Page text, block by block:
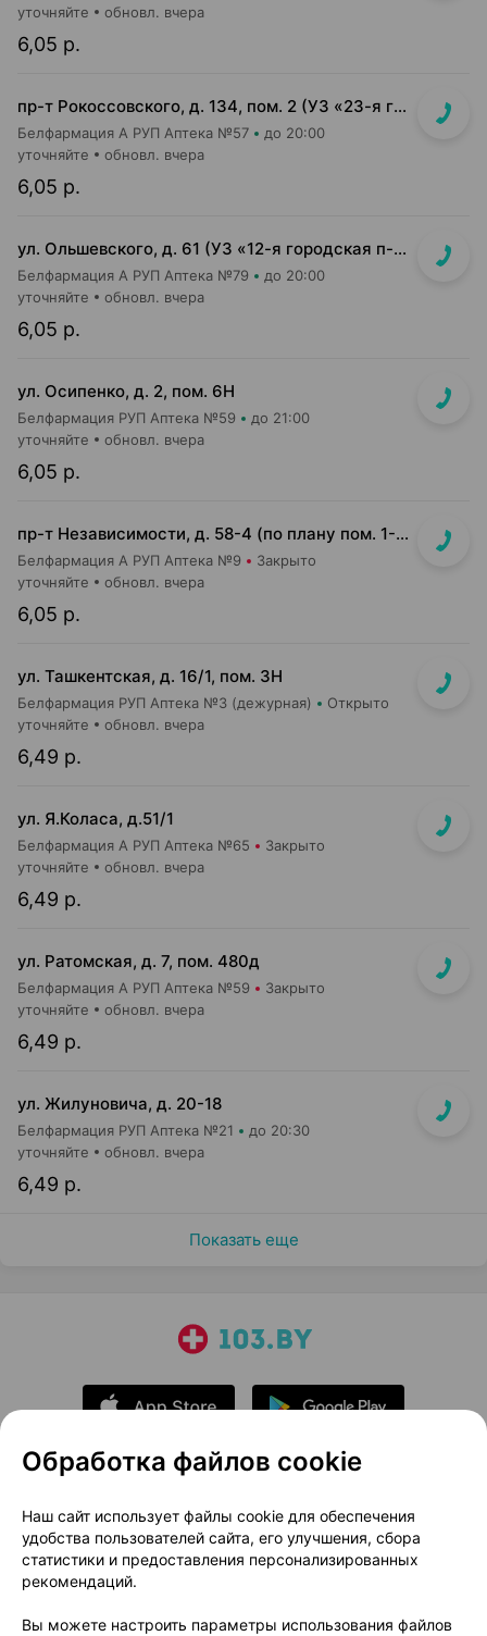
6,05 р.
уточняйте обновл. вчера
пр-т Рокоссовского, д. 134, пом. 2 (УЗ «23-я городская п-ка»)
Белфармация А РУП Аптека №57 до 20:00
6,05 р.
уточняйте обновл. вчера
ул. Ольшевского, д. 61 (УЗ «12-я городская п-ка»)
Белфармация А РУП Аптека №79 до 20:00
6,05 р.
уточняйте обновл. вчера
ул. Осипенко, д. 2, пом. 6Н
Белфармация РУП Аптека №59 до 21:00
6,05 р.
уточняйте обновл. вчера
пр-т Независимости, д. 58-4 (по плану пом. 1-7,9)<br>Общий вход с кофейней Варка (Varka) и ПОНПУШКА
Белфармация А РУП Аптека №9 Закрыто
6,05 р.
уточняйте обновл. вчера
ул. Ташкентская, д. 16/1, пом. 3Н
Белфармация РУП Аптека №3 (дежурная) Открыто
6,49 р.
уточняйте обновл. вчера
ул. Я.Коласа, д.51/1
Белфармация А РУП Аптека №65 Закрыто
6,49 р.
уточняйте обновл. вчера
ул. Ратомская, д. 7, пом. 480д
Белфармация А РУП Аптека №59 Закрыто
6,49 р.
уточняйте обновл. вчера
ул. Жилуновича, д. 20-18
Белфармация РУП Аптека №21 до 20:30
6,49 р.
уточняйте обновл. вчера
Показать еще
О проекте
Новости проекта
Размещение рекламы
Медицинский маркетинг
Публичный договор
Доставка
Обработка файлов cookie
Наш сайт использует файлы cookie для обеспечения
удобства пользователей сайта, его улучшения, сбора
статистики и предоставления персонализированных
рекомендаций.
Вы можете настроить параметры использования файлов